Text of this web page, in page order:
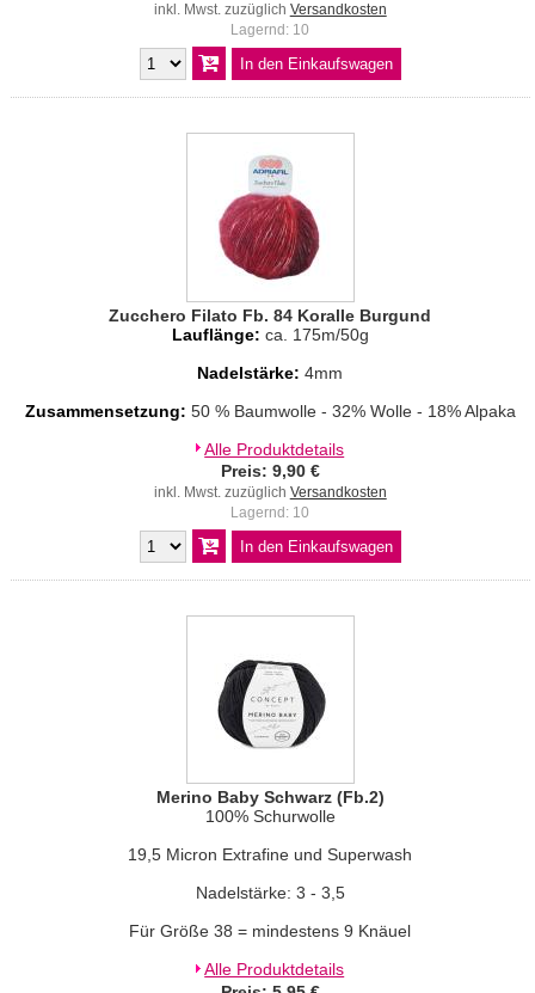
inkl. Mwst. zuzüglich Versandkosten
Lagernd: 10
Zucchero Filato Fb. 84 Koralle Burgund
Lauflänge: ca. 175m/50g
Nadelstärke: 4mm
Zusammensetzung: 50 % Baumwolle - 32% Wolle - 18% Alpaka
Alle Produktdetails
Preis: 9,90 €
inkl. Mwst. zuzüglich Versandkosten
Lagernd: 10
Merino Baby Schwarz (Fb.2)
100% Schurwolle
19,5 Micron Extrafine und Superwash
Nadelstärke: 3 - 3,5
Für Größe 38 = mindestens 9 Knäuel
Alle Produktdetails